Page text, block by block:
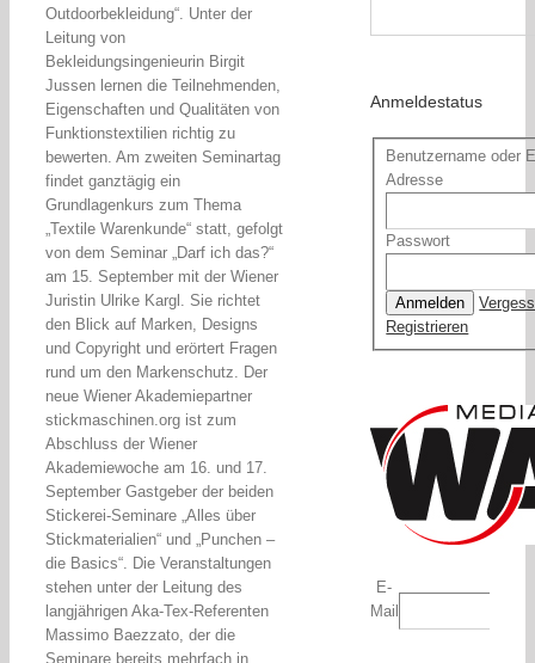
Outdoorbekleidung“. Unter der
Leitung von
Bekleidungsingenieurin Birgit
Jussen lernen die Teilnehmenden,
Eigenschaften und Qualitäten von
Funktionstextilien richtig zu
bewerten. Am zweiten Seminartag
findet ganztägig ein
Grundlagenkurs zum Thema
„Textile Warenkunde“ statt, gefolgt
von dem Seminar „Darf ich das?“
am 15. September mit der Wiener
Juristin Ulrike Kargl. Sie richtet
den Blick auf Marken, Designs
und Copyright und erörtert Fragen
rund um den Markenschutz. Der
neue Wiener Akademiepartner
stickmaschinen.org ist zum
Abschluss der Wiener
Akademiewoche am 16. und 17.
September Gastgeber der beiden
Stickerei-Seminare „Alles über
Stickmaterialien“ und „Punchen –
die Basics“. Die Veranstaltungen
stehen unter der Leitung des
langjährigen Aka-Tex-Referenten
Massimo Baezzato, der die
Seminare bereits mehrfach in
Anmeldestatus
Benutzername oder
Adresse
Passwort
Registrieren
E-
Mail